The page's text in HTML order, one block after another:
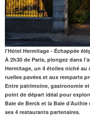
l'Hôtel Hermitage - Échappée
À 2h30 de Paris, plongez dans
Hermitage, un 4 étoiles niché au
ruelles pavées et aux remparts
Entre patrimoine, gastronomie
point de départ idéal pour
Baie de Berck et la Baie d’Authie
ses 4 restaurants partenaires.